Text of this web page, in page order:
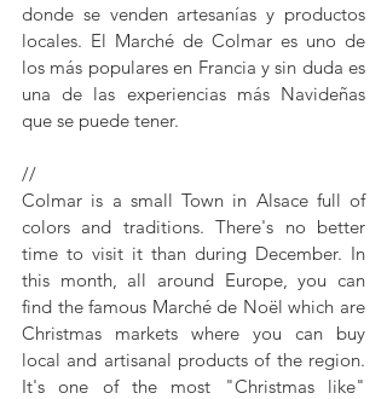
donde se venden artesanías y productos
locales. El Marché de Colmar es uno de
los más populares en Francia y sin duda es
una de las experiencias más Navideñas
que se puede tener.
//
Colmar is a small Town in Alsace full of
colors and traditions. There's no better
time to visit it than during December. In
this month, all around Europe, you can
find the famous Marché de Noël which are
Christmas markets where you can buy
local and artisanal products of the region.
It's one of the most "Christmas like"